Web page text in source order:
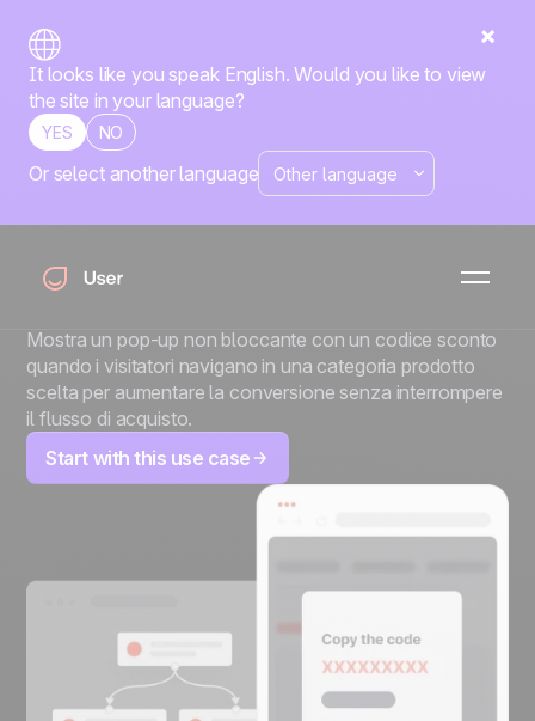
It looks like you speak English. Would you like to view
the site in your language?
YES NO
Or select another language
Codice sconto per
categoria: il widget
discreto.
Mostra un pop-up non bloccante con un codice sconto
quando i visitatori navigano in una categoria prodotto
scelta per aumentare la conversione senza interrompere
il flusso di acquisto.
Start with this use case